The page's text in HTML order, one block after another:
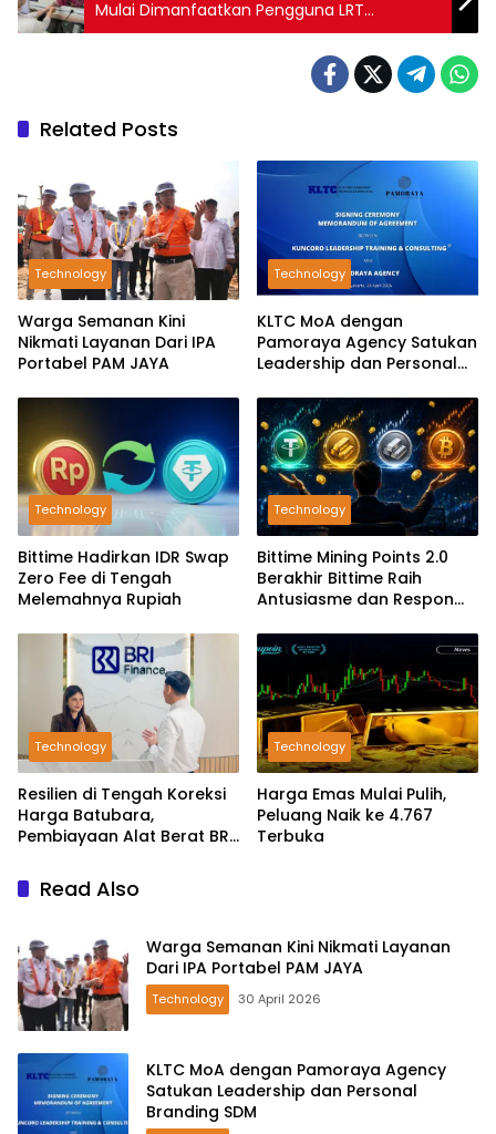
Mulai Dimanfaatkan Pengguna LRT
Jabodebek
Related Posts
Technology
Warga Semanan Kini
Nikmati Layanan Dari IPA
Portabel PAM JAYA
Technology
KLTC MoA dengan
Pamoraya Agency Satukan
Leadership dan Personal
Technology
Bittime Hadirkan IDR Swap
Zero Fee di Tengah
Melemahnya Rupiah
Technology
Bittime Mining Points 2.0
Berakhir Bittime Raih
Antusiasme dan Respon
Technology
Resilien di Tengah Koreksi
Harga Batubara,
Pembiayaan Alat Berat BRI
Technology
Harga Emas Mulai Pulih,
Peluang Naik ke 4.767
Terbuka
Read Also
Warga Semanan Kini Nikmati Layanan
Dari IPA Portabel PAM JAYA
Technology 30 April 2026
KLTC MoA dengan Pamoraya Agency
Satukan Leadership dan Personal
Branding SDM